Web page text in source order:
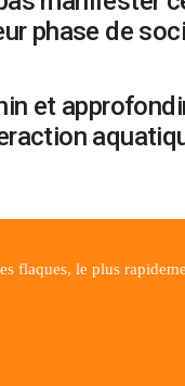
phase de
et
flaques, le plus